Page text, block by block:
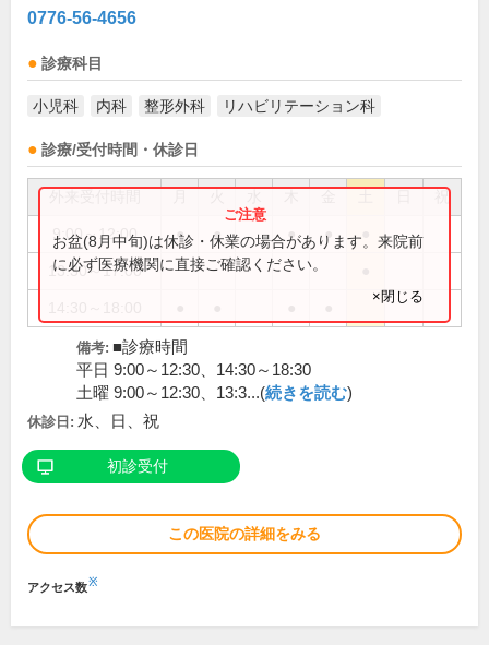
0776-56-4656
診療科目
小児科 内科 整形外科 リハビリテーション科
診療/受付時間・休診日
祝
9:00～12:00 ● ● ● ●
13:30～17:00
お盆(8月中旬)は休診・休業の場合があります。来院前
に必ず医療機関に直接ご確認ください。
×閉じる
備考: ■診療時間
平日 9:00～12:30、14:30～18:30
土曜 9:00～12:30、13:3...(続きを読む)
休診日: 水、日、祝
初診受付
この医院の詳細をみる
アクセス数※